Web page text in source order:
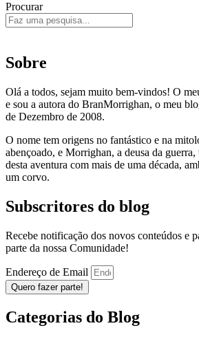
Procurar
Sobre
Olá a todos, sejam muito bem-vindos! O
e sou a autora do BranMorrighan, o meu
de Dezembro de 2008.
O nome tem origens no fantástico e na
abençoado, e Morrighan, a deusa da
desta aventura com mais de uma década,
um corvo.
Subscritores do blog
Recebe notificação dos novos conteúdos e
parte da nossa Comunidade!
Endereço de Email
Quero fazer parte!
Categorias do Blog